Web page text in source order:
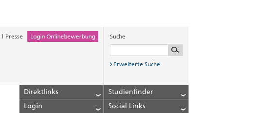
Presse Login Onlinebewerbung Suche
Erweiterte Suche
Direktlinks
Studienfinder
Login
Social Links